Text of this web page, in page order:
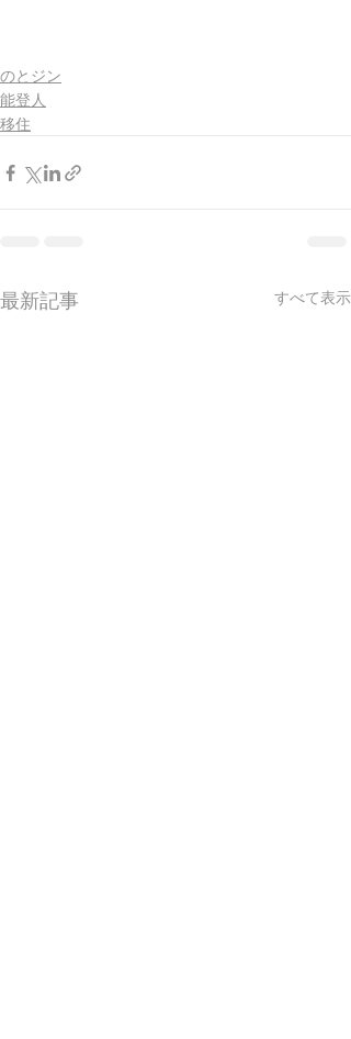
のとジン
能登人
移住
最新記事 すべて表示